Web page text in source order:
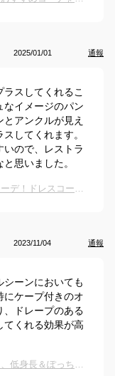
2025/01/01 通報
スしてくれるこ
なイメージのパン
アンクルが見え
してくれます。
ので、レストラ
思いました。
高級レストランの服装｜女性向けパンツコーデ！ドレスコードに合う人気のおすすめは？
2023/11/04 通報
シーンにおいても
にケープ付きのオ
、ドレープのある
てくれる効果が高
派手すぎないワンピース｜友人の結婚式に、低身長＆ぽっちゃり体型向けのおすすめはありますか？